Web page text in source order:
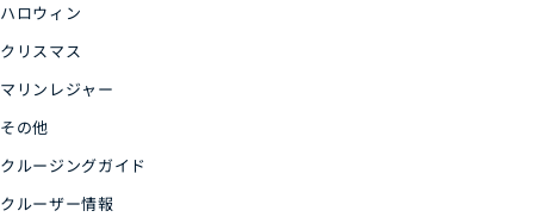
ハロウィン
クリスマス
マリンレジャー
その他
クルージングガイド
クルーザー情報